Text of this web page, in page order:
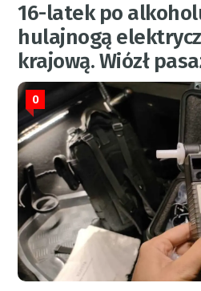
16-latek po
hulajnogą
krajową. Wiózł
0